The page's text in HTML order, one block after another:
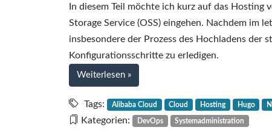
In diesem Teil möchte ich kurz auf das
Storage Service (OSS) eingehen. Nachdem im
insbesondere der Prozess des Hochladens
Konfigurationsschritte zu erledigen.
Weiterlesen bei
Cloud-
Geschichten
–
»
Tags: Alibaba Cloud Cloud Hosting Hugo
Kategorien: DevOps Systemadministration